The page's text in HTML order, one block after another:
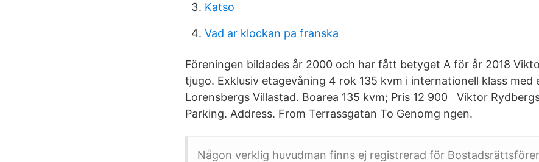
Katso
Vad ar klockan pa franska
Föreningen bildades år 2000 och har fått betyget A för år 2018
tjugo. Exklusiv etagevåning 4 rok 135 kvm i internationell klass med
Lorensbergs Villastad. Boarea 135 kvm; Pris 12 900 Viktor
Parking. Address. From Terrassgatan To Genomg ngen.
Någon verklig huvudman finns ej registrerad för